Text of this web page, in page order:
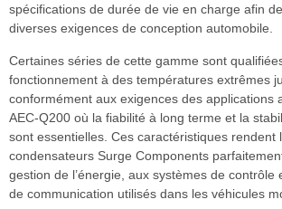
spécifications de durée de vie en charge afin
diverses exigences de conception automobile.
Certaines séries de cette gamme sont
fonctionnement à des températures extrêmes
conformément aux exigences des applications
AEC-Q200 où la fiabilité à long terme et la
sont essentielles. Ces caractéristiques rendent
condensateurs Surge Components
gestion de l’énergie, aux systèmes de contrôle
de communication utilisés dans les véhicules